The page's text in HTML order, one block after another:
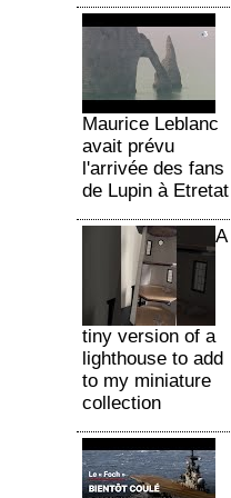
Maurice Leblanc
avait prévu
l'arrivée des fans
de Lupin à Etretat
A
tiny version of a
lighthouse to add
to my miniature
collection